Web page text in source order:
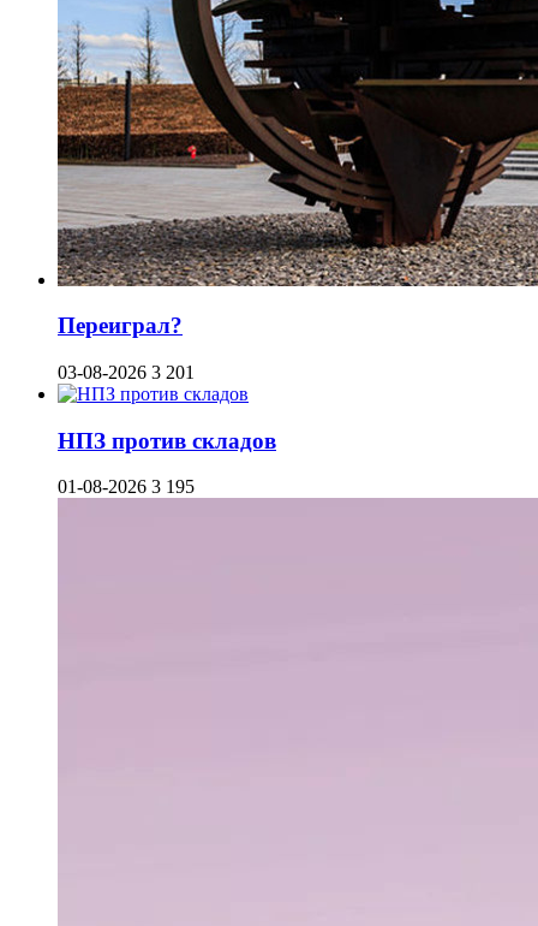
Переиграл?
03-08-2026 3 201
НПЗ против складов
01-08-2026 3 195